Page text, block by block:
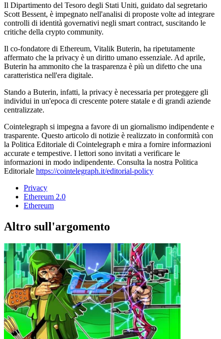
Il Dipartimento del Tesoro degli Stati Uniti, guidato dal segretario
Scott Bessent, è impegnato nell'analisi di proposte volte ad integrare
controlli di identità governativi negli smart contract, suscitando le
critiche della crypto community.
Il co-fondatore di Ethereum, Vitalik Buterin, ha ripetutamente
affermato che la privacy è un diritto umano essenziale. Ad aprile,
Buterin ha ammonito che la trasparenza è più un difetto che una
caratteristica nell'era digitale.
Stando a Buterin, infatti, la privacy è necessaria per proteggere gli
individui in un'epoca di crescente potere statale e di grandi aziende
centralizzate.
Cointelegraph si impegna a favore di un giornalismo indipendente e
trasparente. Questo articolo di notizie è realizzato in conformità con
la Politica Editoriale di Cointelegraph e mira a fornire informazioni
accurate e tempestive. I lettori sono invitati a verificare le
informazioni in modo indipendente. Consulta la nostra Politica
Editoriale https://cointelegraph.it/editorial-policy
Privacy
Ethereum 2.0
Ethereum
Altro sull'argomento